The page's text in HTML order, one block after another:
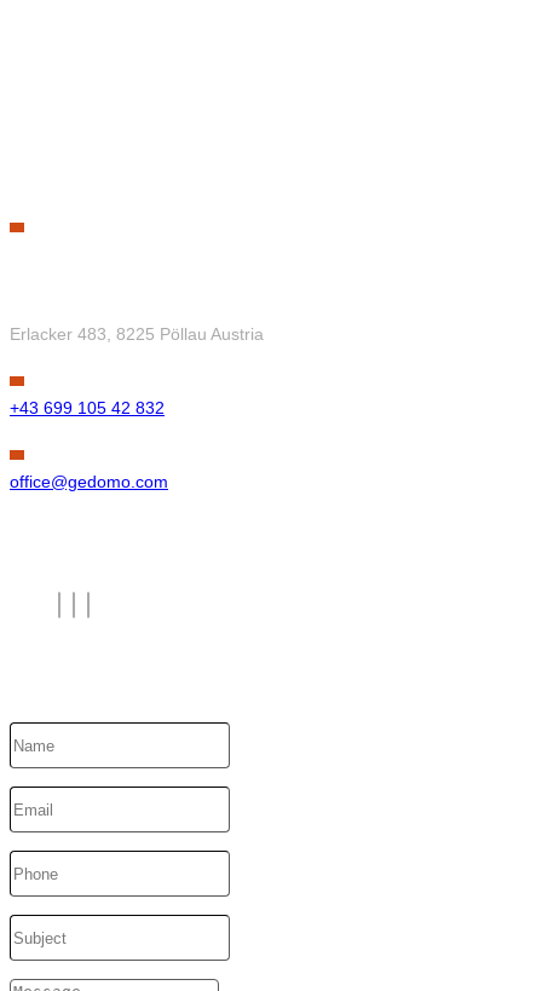
Erlacker 483, 8225 Pöllau Austria
+43 699 105 42 832
office@gedomo.com